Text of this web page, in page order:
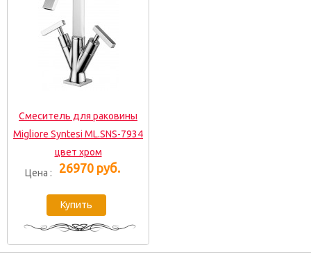
Смеситель для раковины
Migliore Syntesi ML.SNS-7934
цвет хром
Цена :
26970 руб.